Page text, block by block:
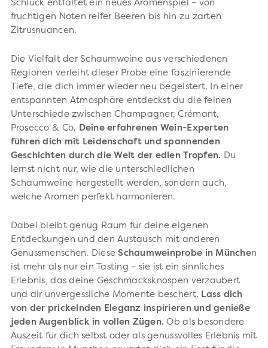
Schluck entfaltet ein neues Aromenspiel – von
fruchtigen Noten reifer Beeren bis hin zu zarten
Zitrusnuancen.
Die Vielfalt der Schaumweine aus verschiedenen
Regionen verleiht dieser Probe eine faszinierende
Tiefe, die dich immer wieder neu begeistert. In einer
entspannten Atmosphäre entdeckst du die feinen
Unterschiede zwischen Champagner, Crémant,
Prosecco & Co. Deine erfahrenen Wein-Experten
führen dich mit Leidenschaft und spannenden
Geschichten durch die Welt der edlen Tropfen. Du
lernst nicht nur, wie die unterschiedlichen
Schaumweine hergestellt werden, sondern auch,
welche Aromen perfekt harmonieren.
Dabei bleibt genug Raum für deine eigenen
Entdeckungen und den Austausch mit anderen
Genussmenschen. DieseSchaumweinprobe in München
ist mehr als nur ein Tasting – sie ist ein sinnliches
Erlebnis, das deine Geschmacksknospen verzaubert
und dir unvergessliche Momente beschert. Lass dich
von der prickelnden Eleganz inspirieren und genieße
jeden Augenblick in vollen Zügen. Ob als besondere
Auszeit für dich selbst oder als genussvolles Erlebnis mit